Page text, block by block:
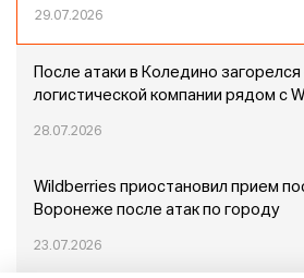
29.07.2026
После атаки в Коледино загорелся
логистической компании рядом с
28.07.2026
Wildberries приостановил прием
Воронеже после атак по городу
23.07.2026